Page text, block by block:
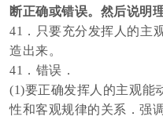
断正确或错误。然后说明理
41．只要充分发挥人的主
造出来。
41．错误．
(1)要正确发挥人的主观能
性和客观规律的关系．强